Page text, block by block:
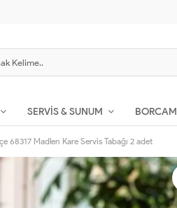
SERVIS & SUNUM BORCAM
68317 Madlen Kare Servis Tabağı 2 adet